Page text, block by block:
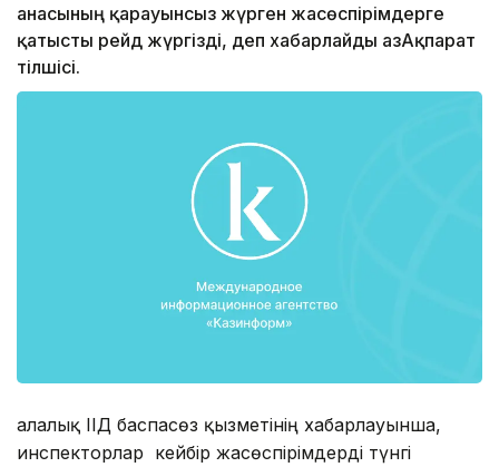
анасының қарауынсыз жүрген жасөспірімдерге
қатысты рейд жүргізді, деп хабарлайды ҚазАқпарат
тілшісі.
Қалалық ІІД баспасөз қызметінің хабарлауынша,
инспекторлар кейбір жасөспірімдерді түнгі